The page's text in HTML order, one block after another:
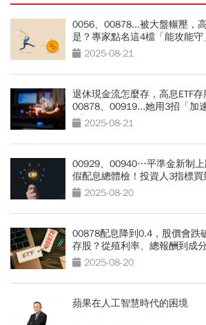
0056、00878...被大盤輾壓，
是？專家點名這4檔「能攻能
2025-08-21
退休現金流怎麼存，高息ETF存
00878、00919...她用3招「加
9萬攻略
2025-08-21
00929、00940…平準金新制上
假配息總體檢！投資人3指標買
2025-08-20
00878配息降到0.4，股價會跌
存股？從殖利率、總報酬到成
2025-08-20
蘋果在人工智慧時代的困境